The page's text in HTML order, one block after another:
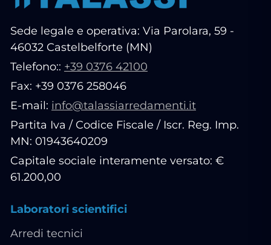
Sede legale e operativa: Via Parolara, 59 -
46032 Castelbelforte (MN)
Telefono:: +39 0376 42100
Fax: +39 0376 258046
E-mail: info@talassiarredamenti.it
Partita Iva / Codice Fiscale / Iscr. Reg. Imp.
MN: 01943640209
Capitale sociale interamente versato: €
61.200,00
Laboratori scientifici
Arredi tecnici